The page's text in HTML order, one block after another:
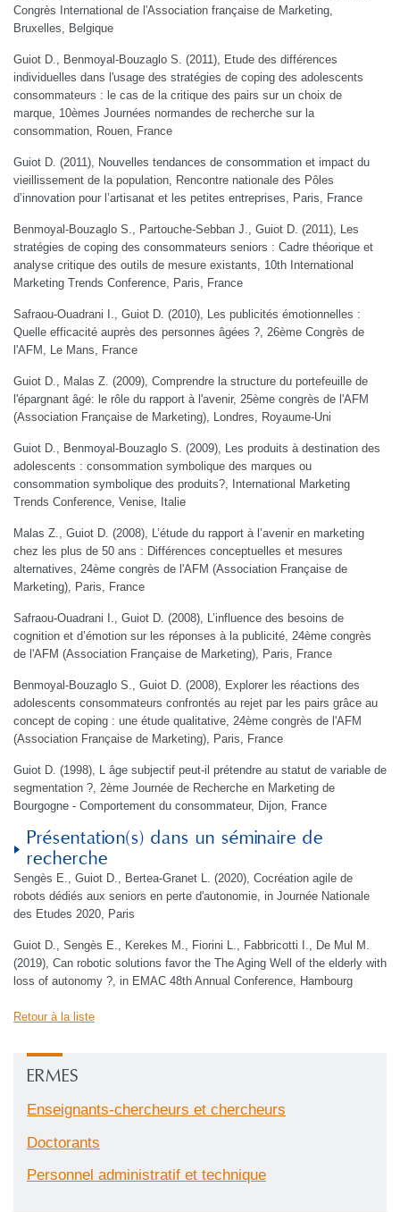
Congrès International de l'Association française de Marketing,
Bruxelles, Belgique
Guiot D., Benmoyal-Bouzaglo S. (2011), Etude des différences
individuelles dans l'usage des stratégies de coping des adolescents
consommateurs : le cas de la critique des pairs sur un choix de
marque, 10èmes Journées normandes de recherche sur la
consommation, Rouen, France
Guiot D. (2011), Nouvelles tendances de consommation et impact du
vieillissement de la population, Rencontre nationale des Pôles
d’innovation pour l’artisanat et les petites entreprises, Paris, France
Benmoyal-Bouzaglo S., Partouche-Sebban J., Guiot D. (2011), Les
stratégies de coping des consommateurs seniors : Cadre théorique et
analyse critique des outils de mesure existants, 10th International
Marketing Trends Conference, Paris, France
Safraou-Ouadrani I., Guiot D. (2010), Les publicités émotionnelles :
Quelle efficacité auprès des personnes âgées ?, 26ème Congrès de
l'AFM, Le Mans, France
Guiot D., Malas Z. (2009), Comprendre la structure du portefeuille de
l'épargnant âgé: le rôle du rapport à l'avenir, 25ème congrès de l'AFM
(Association Française de Marketing), Londres, Royaume-Uni
Guiot D., Benmoyal-Bouzaglo S. (2009), Les produits à destination des
adolescents : consommation symbolique des marques ou
consommation symbolique des produits?, International Marketing
Trends Conference, Venise, Italie
Malas Z., Guiot D. (2008), L’étude du rapport à l’avenir en marketing
chez les plus de 50 ans : Différences conceptuelles et mesures
alternatives, 24ème congrès de l'AFM (Association Française de
Marketing), Paris, France
Safraou-Ouadrani I., Guiot D. (2008), L’influence des besoins de
cognition et d’émotion sur les réponses à la publicité, 24ème congrès
de l'AFM (Association Française de Marketing), Paris, France
Benmoyal-Bouzaglo S., Guiot D. (2008), Explorer les réactions des
adolescents consommateurs confrontés au rejet par les pairs grâce au
concept de coping : une étude qualitative, 24ème congrès de l'AFM
(Association Française de Marketing), Paris, France
Guiot D. (1998), L âge subjectif peut-il prétendre au statut de variable de
segmentation ?, 2ème Journée de Recherche en Marketing de
Bourgogne - Comportement du consommateur, Dijon, France
Présentation(s) dans un séminaire de
recherche
Sengès E., Guiot D., Bertea-Granet L. (2020), Cocréation agile de
robots dédiés aux seniors en perte d'autonomie, in Journée Nationale
des Etudes 2020, Paris
Guiot D., Sengès E., Kerekes M., Fiorini L., Fabbricotti I., De Mul M.
(2019), Can robotic solutions favor the The Aging Well of the elderly with
loss of autonomy ?, in EMAC 48th Annual Conference, Hambourg
Retour à la liste
ERMES
Enseignants-chercheurs et chercheurs
Doctorants
Personnel administratif et technique